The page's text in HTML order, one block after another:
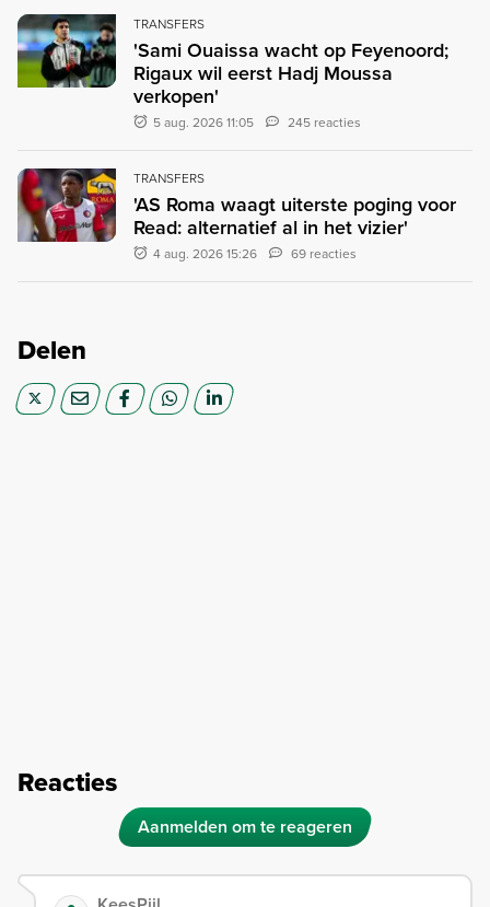
TRANSFERS
'Sami Ouaissa wacht op Feyenoord;
Rigaux wil eerst Hadj Moussa
verkopen'
5 aug. 2026 11:05 245 reacties
TRANSFERS
'AS Roma waagt uiterste poging voor
Read: alternatief al in het vizier'
4 aug. 2026 15:26 69 reacties
Delen
Reacties
Aanmelden om te reageren